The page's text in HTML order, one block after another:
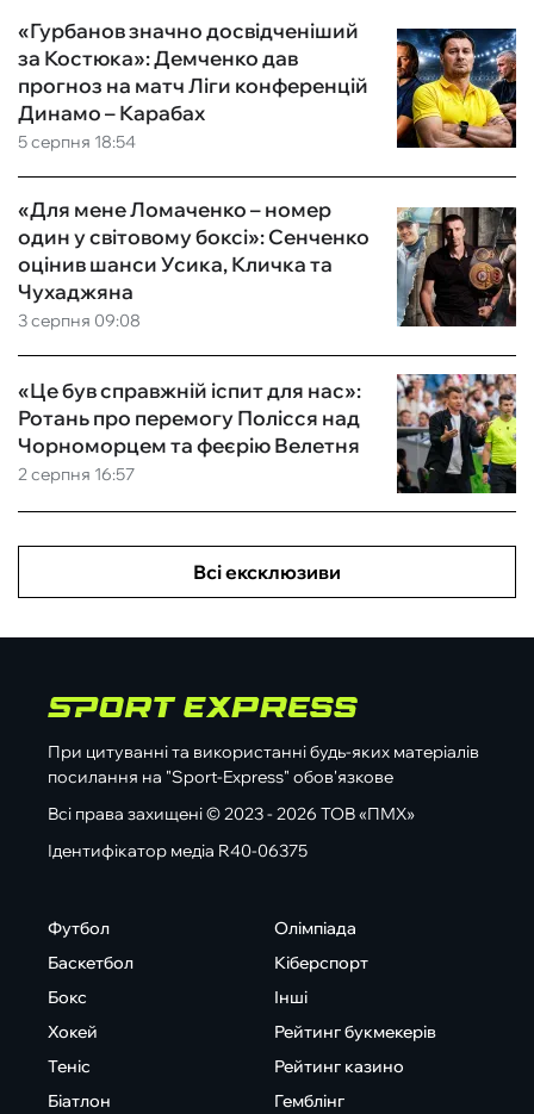
5 серпня 18:54
«Гурбанов значно досвідченіший
за Костюка»: Демченко дав
прогноз на матч Ліги конференцій
Динамо – Карабах
3 серпня 09:08
«Для мене Ломаченко – номер
один у світовому боксі»: Сенченко
оцінив шанси Усика, Кличка та
Чухаджяна
2 серпня 16:57
«Це був справжній іспит для нас»:
Ротань про перемогу Полісся над
Чорноморцем та феєрію Велетня
Всі ексклюзиви
При цитуванні та використанні будь-яких матеріалів
посилання на "Sport-Express" обов'язкове
Всі права захищені © 2023 - 2026 ТОВ «ПМХ»
Ідентифікатор медіа R40-06375
Футбол
Баскетбол
Бокс
Хокей
Теніс
Біатлон
Олімпіада
Кіберспорт
Інші
Рейтинг букмекерів
Рейтинг казино
Гемблінг